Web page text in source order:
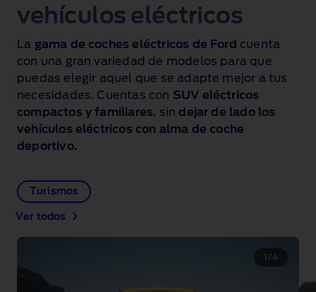
vehículos eléctricos
La gama de coches eléctricos de Ford cuenta
con una gran variedad de modelos para que
puedas elegir aquel que se adapte mejor a tus
necesidades. Cuentas con SUV eléctricos
compactos y familiares, sin dejar de lado los
vehículos eléctricos con alma de coche
deportivo.
Turismos
Ver todos
1 /4